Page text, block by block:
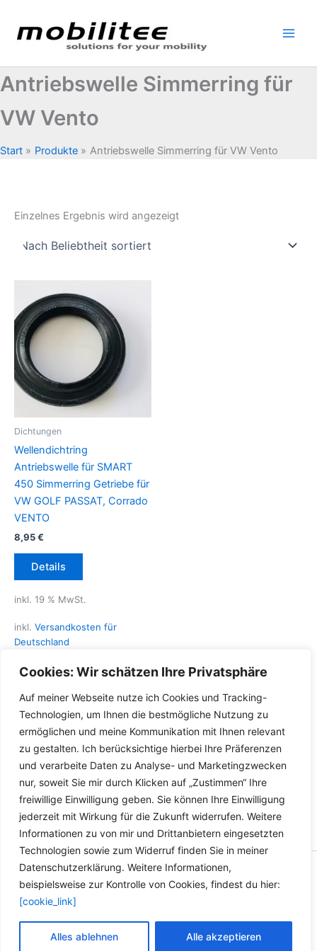
Cookies: Wir schätzen Ihre Privatsphäre
Auf meiner Webseite nutze ich Cookies und Tracking-
Technologien, um Ihnen die bestmögliche Nutzung zu
ermöglichen und meine Kommunikation mit Ihnen relevant
zu gestalten. Ich berücksichtige hierbei Ihre Präferenzen
und verarbeite Daten zu Analyse- und Marketingzwecken
nur, soweit Sie mir durch Klicken auf „Zustimmen“ Ihre
freiwillige Einwilligung geben. Sie können Ihre Einwilligung
jederzeit mit Wirkung für die Zukunft widerrufen. Weitere
Informationen zu von mir und Drittanbietern eingesetzten
Technologien sowie zum Widerruf finden Sie in meiner
Datenschutzerklärung. Weitere Informationen,
beispielsweise zur Kontrolle von Cookies, findest du hier:
[cookie_link]
Alles ablehnen Alle akzeptieren
Inhalt
springen
Antriebswelle Simmerring für
VW Vento
Start Produkte Antriebswelle Simmerring für VW Vento
Einzelnes Ergebnis wird angezeigt
Dichtungen
Wellendichtring
Antriebswelle für SMART
450 Simmerring Getriebe für
VW GOLF PASSAT, Corrado
VENTO
8,95€
Details
inkl. 19 % MwSt.
inkl. Versandkosten für
Deutschland
Lieferzeit Deutschland:2-3
Copyright © 2026 Versandhandel für Fahrzeugteile, Ersatzteile
für: SMART BMW VW - Zubehör für Werkstätten.
Vertrag widerrufen